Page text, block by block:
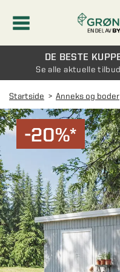
Kampanjer
Nyheter
Kontakt oss
AVDELINGER
Oversikt - Kontakt oss
Vanlige spørsmål og
SE OGSÅ
Vinterhage og
AVDELINGER
Oversikt - Vinterhage
Pakkeløsninger
Drivhus
AVDELINGER
Vinduer
DE BESTE
Se alle aktuelle
Startside Anneks og boder
-20%*